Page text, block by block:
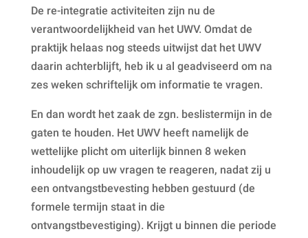
De re-integratie activiteiten zijn nu de
verantwoordelijkheid van het UWV. Omdat de
praktijk helaas nog steeds uitwijst dat het UWV
daarin achterblijft, heb ik u al geadviseerd om na
zes weken schriftelijk om informatie te vragen.
En dan wordt het zaak de zgn. beslistermijn in de
gaten te houden. Het UWV heeft namelijk de
wettelijke plicht om uiterlijk binnen 8 weken
inhoudelijk op uw vragen te reageren, nadat zij u
een ontvangstbevesting hebben gestuurd (de
formele termijn staat in die
ontvangstbevestiging). Krijgt u binnen die periode